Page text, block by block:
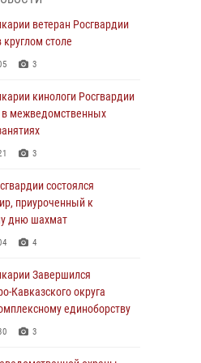
Герой России генерал
поздравил
тыла с
праздником
безопасность
направлении
встреча директора
России генерала армии
с заместителем
Президента
Виталием Кузнецовым
1
по Кабардино-
ветеран Росгвардии
круглом столе
3
кинологи Росгвардии
в межведомственных
3
состоялся
приуроченный к
дню шахмат
4
Завершился
Кавказского округа
единоборству
3